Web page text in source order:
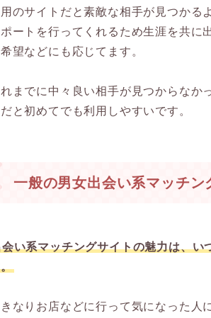
のサイトだと素敵な相手が見つかる
ートを行ってくれるため生涯を共に
望などにも応じてます。
までに中々良い相手が見つからなか
だと初めてでも利用しやすいです。
一般の男女出会い系マッチン
い系マッチングサイトの魅力は、
なりお店などに行って気になった人